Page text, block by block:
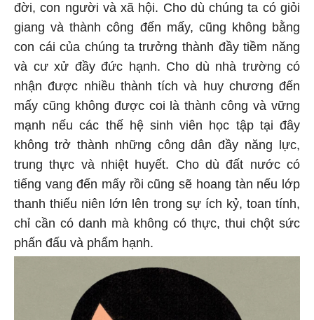
đời, con người và xã hội. Cho dù chúng ta có giỏi
giang và thành công đến mấy, cũng không bằng
con cái của chúng ta trưởng thành đầy tiềm năng
và cư xử đầy đức hạnh. Cho dù nhà trường có
nhận được nhiều thành tích và huy chương đến
mấy cũng không được coi là thành công và vững
mạnh nếu các thế hệ sinh viên học tập tại đây
không trở thành những công dân đầy năng lực,
trung thực và nhiệt huyết. Cho dù đất nước có
tiếng vang đến mấy rồi cũng sẽ hoang tàn nếu lớp
thanh thiếu niên lớn lên trong sự ích kỷ, toan tính,
chỉ cần có danh mà không có thực, thui chột sức
phấn đấu và phẩm hạnh.